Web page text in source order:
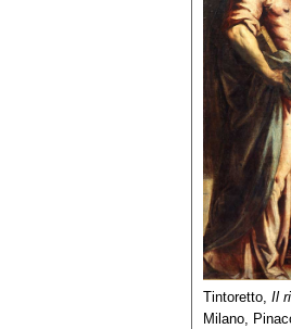
Tintoretto, Il
Milano,